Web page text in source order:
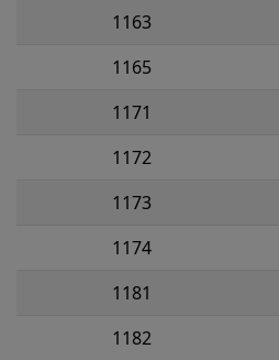
1163
1165
1171
1172
1173
1174
1181
1182